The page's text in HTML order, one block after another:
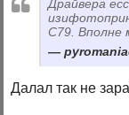
Драйвера
С79. Вполне
Далал так не